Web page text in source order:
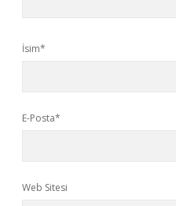
İsim*
E-Posta*
Web Sitesi